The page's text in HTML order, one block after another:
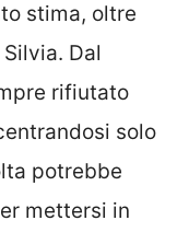
stima, oltre
Dal
rifiutato
solo
potrebbe
mettersi in